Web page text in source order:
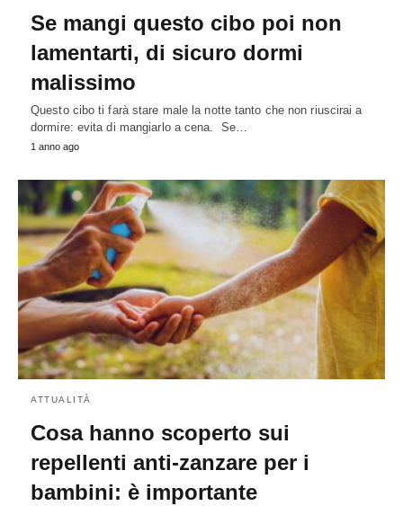
Se mangi questo cibo poi non
lamentarti, di sicuro dormi
malissimo
Questo cibo ti farà stare male la notte tanto che non riuscirai a
dormire: evita di mangiarlo a cena. Se…
1 anno ago
ATTUALITÀ
Cosa hanno scoperto sui
repellenti anti-zanzare per i
bambini: è importante